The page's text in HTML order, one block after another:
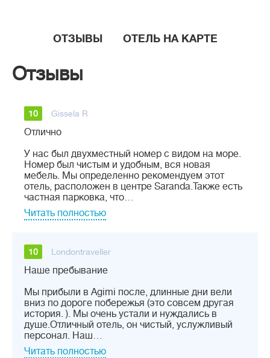
ОТЗЫВЫ ОТЕЛЬ НА КАРТЕ
Отзывы
10 Gissela R
Отлично
У нас был двухместный номер с видом на море.
Номер был чистым и удобным, вся новая
мебель. Мы определенно рекомендуем этот
отель, расположен в центре Saranda.Также есть
частная парковка, что…
Читать полностью
10 Londontraveller
Наше пребывание
Мы прибыли в Agimi после, длинные дни вели
вниз по дороге побережья (это совсем другая
история. ). Мы очень устали и нуждались в
душе.Отличный отель, он чистый, услужливый
персонал. Наш…
Читать полностью